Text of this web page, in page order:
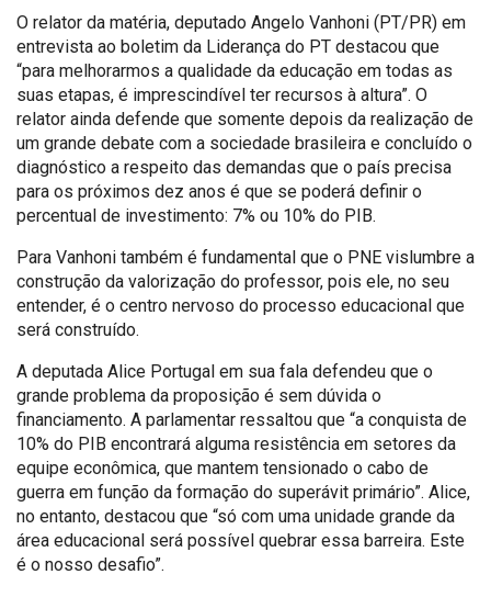
O relator da matéria, deputado Angelo Vanhoni (PT/PR) em
entrevista ao boletim da Liderança do PT destacou que
“para melhorarmos a qualidade da educação em todas as
suas etapas, é imprescindível ter recursos à altura”. O
relator ainda defende que somente depois da realização de
um grande debate com a sociedade brasileira e concluído o
diagnóstico a respeito das demandas que o país precisa
para os próximos dez anos é que se poderá definir o
percentual de investimento: 7% ou 10% do PIB.
Para Vanhoni também é fundamental que o PNE vislumbre a
construção da valorização do professor, pois ele, no seu
entender, é o centro nervoso do processo educacional que
será construído.
A deputada Alice Portugal em sua fala defendeu que o
grande problema da proposição é sem dúvida o
financiamento. A parlamentar ressaltou que “a conquista de
10% do PIB encontrará alguma resistência em setores da
equipe econômica, que mantem tensionado o cabo de
guerra em função da formação do superávit primário”. Alice,
no entanto, destacou que “só com uma unidade grande da
área educacional será possível quebrar essa barreira. Este
é o nosso desafio”.